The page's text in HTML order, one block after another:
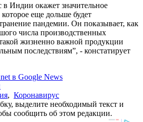
Индии окажет значительное
еще дольше будет
пандемии. Он показывает, как
числа производственных
жизненно важной продукции
последствиям”, - констатирует
в Google News
, Коронавирус
выделите необходимый текст и
сообщить об этом редакции.